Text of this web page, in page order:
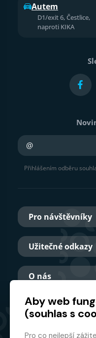
Autem
D1/exit 6, Čestlice,
naproti KIKA
Přihlášením odběru
Pro návštěvníky
Užitečné odkazy
O nás
Aby web
(souhlas s
Pro co nejlepší